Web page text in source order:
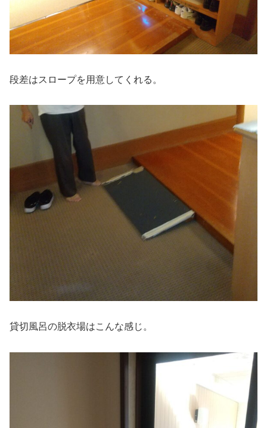
段差はスロープを用意してくれる。
貸切風呂の脱衣場はこんな感じ。